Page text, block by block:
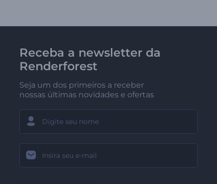
Receba a newsletter da
Renderforest
Seja um dos primeiros a receber
nossas últimas novidades e ofertas